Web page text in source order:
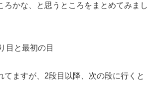
ろかな、と思うところをまとめてみまし
目と最初の目
てますが、2段目以降、次の段に行くと